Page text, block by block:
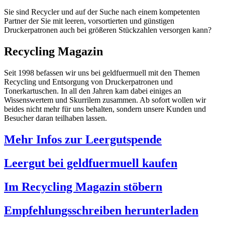
Sie sind Recycler und auf der Suche nach einem kompetenten
Partner der Sie mit leeren, vorsortierten und günstigen
Druckerpatronen auch bei größeren Stückzahlen versorgen kann?
Recycling Magazin
Seit 1998 befassen wir uns bei geldfuermuell mit den Themen
Recycling und Entsorgung von Druckerpatronen und
Tonerkartuschen. In all den Jahren kam dabei einiges an
Wissenswertem und Skurrilem zusammen. Ab sofort wollen wir
beides nicht mehr für uns behalten, sondern unsere Kunden und
Besucher daran teilhaben lassen.
Mehr Infos zur Leergutspende
Leergut bei geldfuermuell kaufen
Im Recycling Magazin stöbern
Empfehlungsschreiben herunterladen